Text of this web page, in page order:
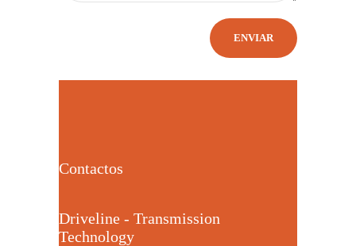
Contactos
Driveline - Transmission
Technology